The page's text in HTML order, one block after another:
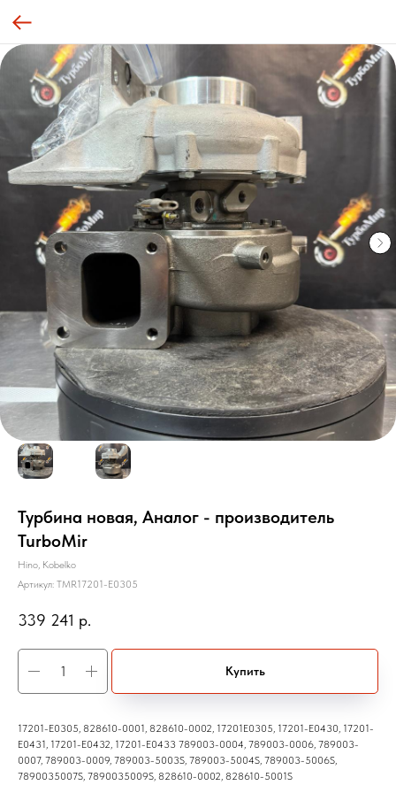
Турбина новая, Аналог - производитель
TurboMir
Hino, Kobelko
Артикул: TMR17201-E0305
339 241 р.
Купить
17201-E0305, 828610-0001, 828610-0002, 17201E0305, 17201-E0430, 17201-
E0431, 17201-E0432, 17201-E0433 789003-0004, 789003-0006, 789003-
0007, 789003-0009, 789003-5003S, 789003-5004S, 789003-5006S,
7890035007S, 7890035009S, 828610-0002, 828610-5001S